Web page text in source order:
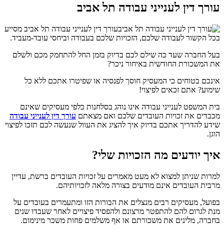
עורך דין לענייני עבודה תל אביב
עורך דין לענייני עבודה תל אביב מסייע
בכל הקשור לעבודה שלכם, הזכויות שלכם בעבודה וביחסי עובד-מעביד.
בעל החברה שעד כה שילם לכם בדיוק בזמן החל להתחמק מכם ולשלם
את המשכורת החודשית באיחור ניכר?
אינכם בטוחים כי המעסיק חוסך לפנסיה או שפיטרו אתכם ללא כל
שימוע? אתם זכאים לפיצוי!
בית המשפט לענייני עבודה אינו נוהג בסלחנות כלפי מעסיקים שאינם
מכבדים את זכויות העובדים שלכם ואם מצאתם עורך דין לענייני עבודה
שידע להדריך אתכם בדיוק איך להציג את העוול שנעשה לכם תזכו לפיצוי
הוגן.
איך יודעים מה הזכויות שלי?
למרות שניתן למצוא לא מעט מאמרים על זכויות העובדים ברשת, עדיין
מרבית העובדים אינם מודעים בצורה מלאה לזכויותיהם.
בפועל, מעסיקים רבים מנצלים את הבורות הזו ומתעמרים בעובדים על
מנת לגרום להם להתפטר מרצונם ולהפסיד פיצויים לאחר שעבדו שנים
בחברה, מלינים את משכורתם או אף משלמים פחות משכר מינימום.